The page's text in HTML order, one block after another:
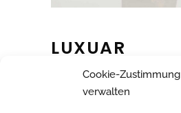
Cookie-Zustimmung
verwalten
LUXUAR